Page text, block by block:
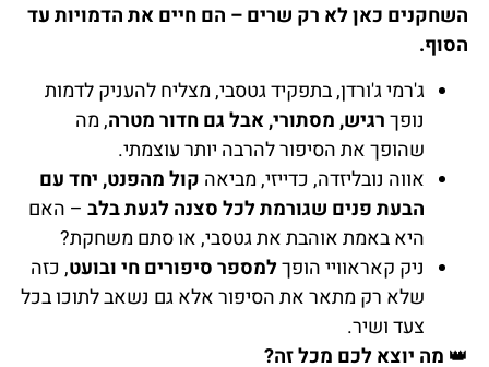
השחקנים כאן לא רק שרים – הם חיים את הדמויות עד
הסוף.
ג'רמי ג'ורדן, בתפקיד גטסבי, מצליח להעניק לדמות
נופךרגיש, מסתורי, אבל גם חדור מטרה, מה
שהופך את הסיפור להרבה יותר עוצמתי.
אווה נובליזדה, כדייזי, מביאה קול מהפנט, יחד עם
הבעת פנים שגורמת לכל סצנה לגעת בלב– האם
היא באמת אוהבת את גטסבי, או סתם משחקת?
ניק קאראוויי הופךלמספר סיפורים חי ובועט, כזה
שלא רק מתאר את הסיפור אלא גם נשאב לתוכו בכל
צעד ושיר.
👑 מה יוצא לכם מכל זה?